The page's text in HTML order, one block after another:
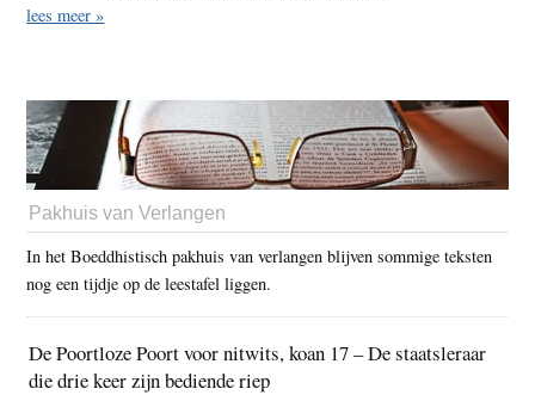
lees meer »
Pakhuis van Verlangen
In het Boeddhistisch pakhuis van verlangen blijven sommige teksten
nog een tijdje op de leestafel liggen.
De Poortloze Poort voor nitwits, koan 17 – De staatsleraar
die drie keer zijn bediende riep